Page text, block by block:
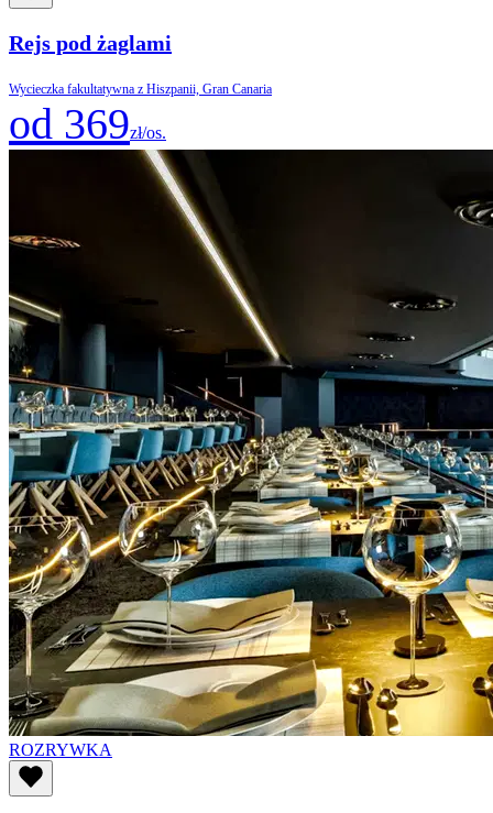
Rejs pod żaglami
Wycieczka fakultatywna z Hiszpanii, Gran Canaria
od 369zł/os.
ROZRYWKA